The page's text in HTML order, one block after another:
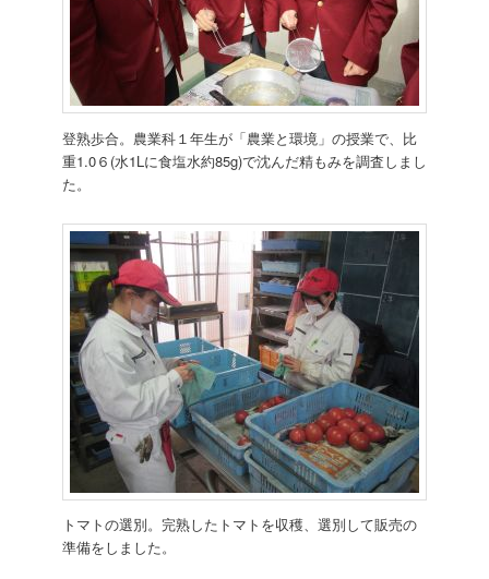
登熟歩合。農業科１年生が「農業と環境」の授業で、比
重1.0６(水1Lに食塩水約85g)で沈んだ精もみを調査しまし
た。
トマトの選別。完熟したトマトを収穫、選別して販売の
準備をしました。